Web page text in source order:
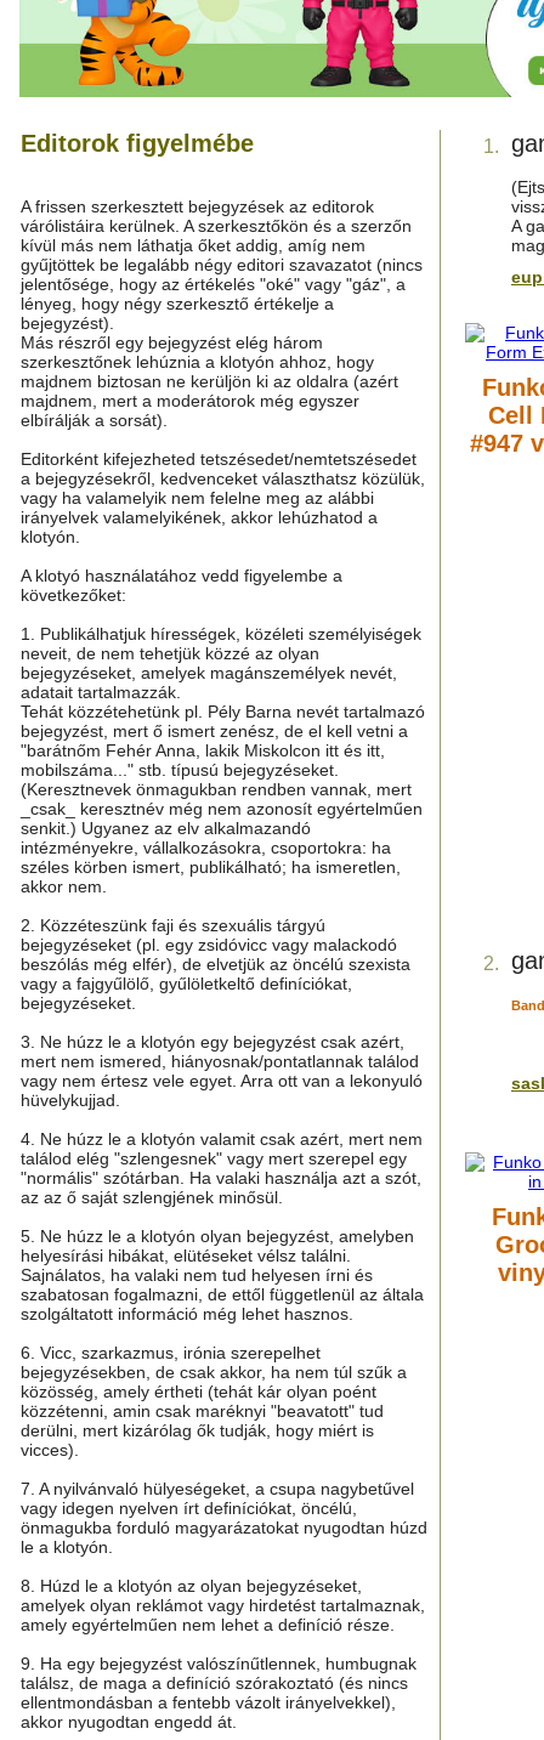
Editorok figyelmébe
A frissen szerkesztett bejegyzések az editorok
várólistáira kerülnek. A szerkesztőkön és a szerzőn
kívül más nem láthatja őket addig, amíg nem
gyűjtöttek be legalább négy editori szavazatot (nincs
jelentősége, hogy az értékelés "oké" vagy "gáz", a
lényeg, hogy négy szerkesztő értékelje a
bejegyzést).
Más részről egy bejegyzést elég három
szerkesztőnek lehúznia a klotyón ahhoz, hogy
majdnem biztosan ne kerüljön ki az oldalra (azért
majdnem, mert a moderátorok még egyszer
elbírálják a sorsát).
Editorként kifejezheted tetszésedet/nemtetszésedet
a bejegyzésekről, kedvenceket választhatsz közülük,
vagy ha valamelyik nem felelne meg az alábbi
irányelvek valamelyikének, akkor lehúzhatod a
klotyón.
A klotyó használatához vedd figyelembe a
következőket:
1. Publikálhatjuk hírességek, közéleti személyiségek
neveit, de nem tehetjük közzé az olyan
bejegyzéseket, amelyek magánszemélyek nevét,
adatait tartalmazzák.
Tehát közzétehetünk pl. Pély Barna nevét tartalmazó
bejegyzést, mert ő ismert zenész, de el kell vetni a
"barátnőm Fehér Anna, lakik Miskolcon itt és itt,
mobilszáma..." stb. típusú bejegyzéseket.
(Keresztnevek önmagukban rendben vannak, mert
_csak_ keresztnév még nem azonosít egyértelműen
senkit.) Ugyanez az elv alkalmazandó
intézményekre, vállalkozásokra, csoportokra: ha
széles körben ismert, publikálható; ha ismeretlen,
akkor nem.
2. Közzéteszünk faji és szexuális tárgyú
bejegyzéseket (pl. egy zsidóvicc vagy malackodó
beszólás még elfér), de elvetjük az öncélú szexista
vagy a fajgyűlölő, gyűlöletkeltő definíciókat,
bejegyzéseket.
3. Ne húzz le a klotyón egy bejegyzést csak azért,
mert nem ismered, hiányosnak/pontatlannak találod
vagy nem értesz vele egyet. Arra ott van a lekonyuló
hüvelykujjad.
4. Ne húzz le a klotyón valamit csak azért, mert nem
találod elég "szlengesnek" vagy mert szerepel egy
"normális" szótárban. Ha valaki használja azt a szót,
az az ő saját szlengjének minősül.
5. Ne húzz le a klotyón olyan bejegyzést, amelyben
helyesírási hibákat, elütéseket vélsz találni.
Sajnálatos, ha valaki nem tud helyesen írni és
szabatosan fogalmazni, de ettől függetlenül az általa
szolgáltatott információ még lehet hasznos.
6. Vicc, szarkazmus, irónia szerepelhet
bejegyzésekben, de csak akkor, ha nem túl szűk a
közösség, amely értheti (tehát kár olyan poént
közzétenni, amin csak maréknyi "beavatott" tud
derülni, mert kizárólag ők tudják, hogy miért is
vicces).
7. A nyilvánvaló hülyeségeket, a csupa nagybetűvel
vagy idegen nyelven írt definíciókat, öncélú,
önmagukba forduló magyarázatokat nyugodtan húzd
le a klotyón.
8. Húzd le a klotyón az olyan bejegyzéseket,
amelyek olyan reklámot vagy hirdetést tartalmaznak,
amely egyértelműen nem lehet a definíció része.
9. Ha egy bejegyzést valószínűtlennek, humbugnak
találsz, de maga a definíció szórakoztató (és nincs
ellentmondásban a fentebb vázolt irányelvekkel),
akkor nyugodtan engedd át.
1.
A
Cell
#947
2.